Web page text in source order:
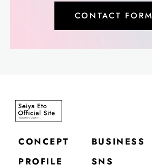
CONTACT FORM
CONCEPT
PROFILE
BUSINESS
SNS